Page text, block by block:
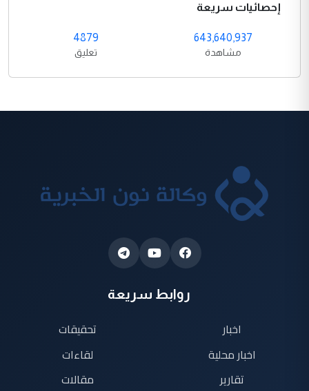
إحصائيات سريعة
643,640,937
مشاهدة
4879
تعليق
روابط سريعة
اخبار
اخبار محلية
تقارير
تحقيقات
لقاءات
مقالات